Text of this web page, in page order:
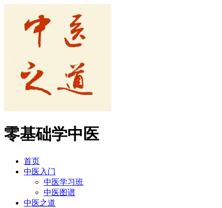
零基础学中医
首页
中医入门
中医学习班
中医图谱
中医之道